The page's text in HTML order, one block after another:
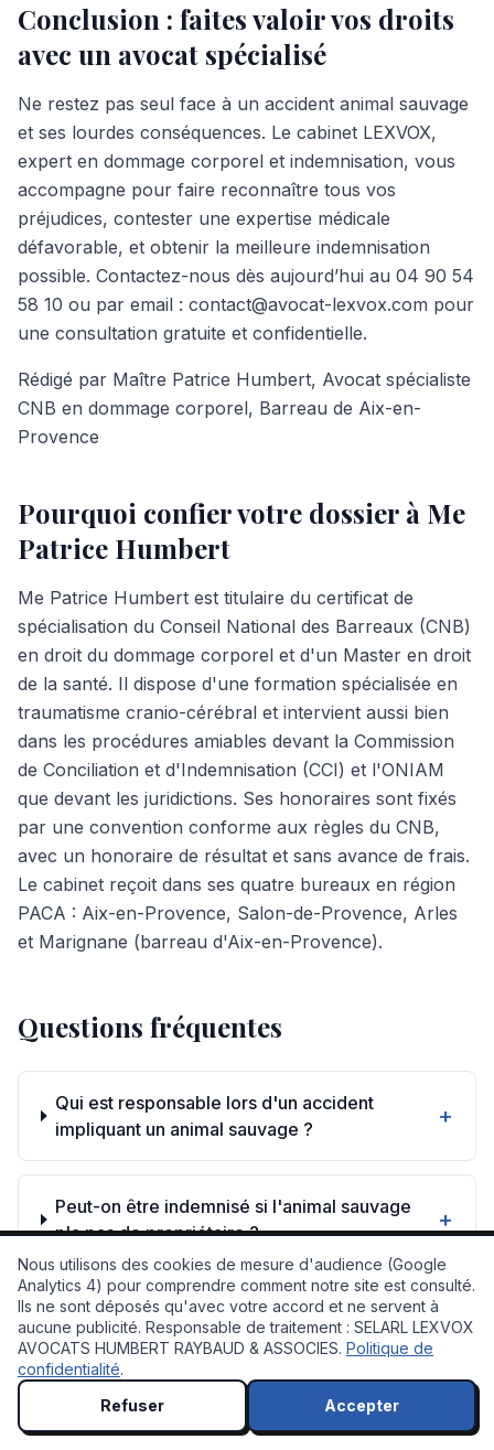
Conclusion : faites valoir vos droits
avec un avocat spécialisé
Ne restez pas seul face à un accident animal sauvage
et ses lourdes conséquences. Le cabinet LEXVOX,
expert en dommage corporel et indemnisation, vous
accompagne pour faire reconnaître tous vos
préjudices, contester une expertise médicale
défavorable, et obtenir la meilleure indemnisation
possible. Contactez-nous dès aujourd’hui au 04 90 54
58 10 ou par email : contact@avocat-lexvox.com pour
une consultation gratuite et confidentielle.
Rédigé par Maître Patrice Humbert, Avocat spécialiste
CNB en dommage corporel, Barreau de Aix-en-
Provence
Pourquoi confier votre dossier à Me
Patrice Humbert
Me Patrice Humbert est titulaire du certificat de
spécialisation du Conseil National des Barreaux (CNB)
en droit du dommage corporel et d'un Master en droit
de la santé. Il dispose d'une formation spécialisée en
traumatisme cranio-cérébral et intervient aussi bien
dans les procédures amiables devant la Commission
de Conciliation et d'Indemnisation (CCI) et l'ONIAM
que devant les juridictions. Ses honoraires sont fixés
par une convention conforme aux règles du CNB,
avec un honoraire de résultat et sans avance de frais.
Le cabinet reçoit dans ses quatre bureaux en région
PACA : Aix-en-Provence, Salon-de-Provence, Arles
et Marignane (barreau d'Aix-en-Provence).
Questions fréquentes
Qui est responsable lors d'un accident
impliquant un animal sauvage ?
+
Peut-on être indemnisé si l'animal sauvage
n'a pas de propriétaire ?
+
Comment faire reconnaître un préjudice
corporel après un accident animal sauvage
?
+
Quel est le rôle de l’avocat dans la
Nous utilisons des cookies de mesure d'audience (Google
Analytics 4) pour comprendre comment notre site est consulté.
Ils ne sont déposés qu'avec votre accord et ne servent à
aucune publicité. Responsable de traitement : SELARL LEXVOX
AVOCATS HUMBERT RAYBAUD & ASSOCIES. Politique de
confidentialité.
Refuser
Accepter
💬 À votre service !